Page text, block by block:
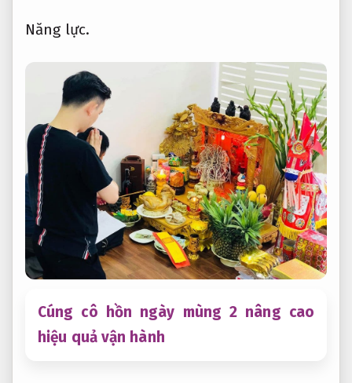
Năng lực.
Cúng cô hồn ngày mùng 2 nâng cao
hiệu quả vận hành